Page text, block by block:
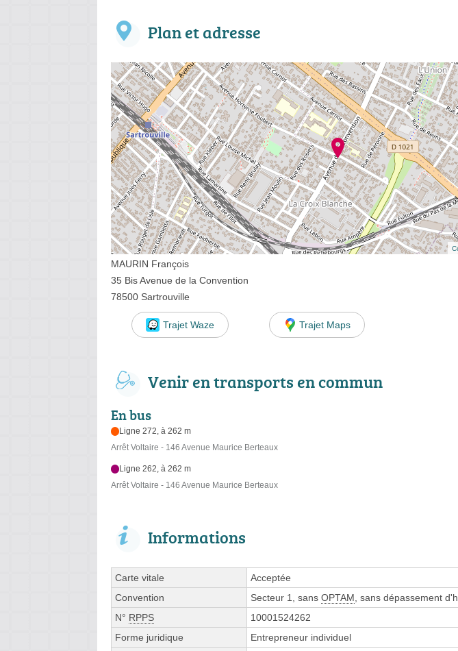
Plan et adresse
MAURIN François
35 Bis Avenue de la Convention
78500 Sartrouville
Trajet Waze Trajet Maps
Venir en transports en commun
En bus
Ligne 272, à 262 m
Arrêt Voltaire - 146 Avenue Maurice Berteaux
Ligne 262, à 262 m
Arrêt Voltaire - 146 Avenue Maurice Berteaux
Informations
Carte vitale
Acceptée
Convention
Secteur 1, sans OPTAM, sans dépassement
N° RPPS
10001524262
Forme juridique
Entrepreneur individuel